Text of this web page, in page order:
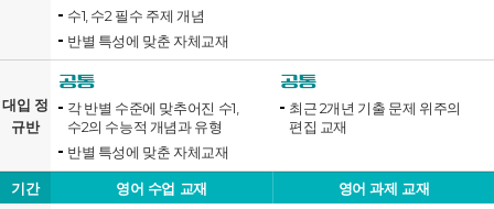
수1, 수2 필수 주제 개념
반별 특성에 맞춘 자체교재
대입 정
규반
공통
각 반별 수준에 맞추어진 수1,
수2의 수능적 개념과 유형
반별 특성에 맞춘 자체교재
공통
최근 2개년 기출 문제 위주의
편집 교재
기간 영어 수업 교재 영어 과제 교재